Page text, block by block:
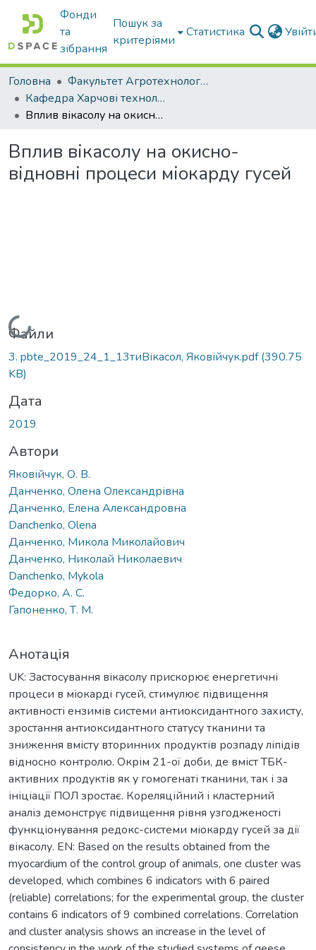
Фонди
та
зібрання
Пошук за
критеріями
Статистика
Головна
Факультет Агротехнологій та екології
Кафедра Харчові технологіі та готельно-ресторанна справа
Вплив вікасолу на окисно-відновні процеси міокарду гусей
Вплив вікасолу на окисно-
відновні процеси міокарду гусей
Вантажиться...
Файли
3. pbte_2019_24_1_13тиВікасол, Яковійчук.pdf(390.75
KB)
Дата
2019
Автори
Яковійчук, О. В.
Данченко, Олена Олександрівна
Данченко, Елена Александровна
Danchenko, Olena
Данченко, Микола Миколайович
Данченко, Николай Николаевич
Danchenko, Mykola
Федорко, А. С.
Гапоненко, Т. М.
Анотація
UK: Застосування вікасолу прискорює енергетичні
процеси в міокарді гусей, стимулює підвищення
активності ензимів системи антиоксидантного захисту,
зростання антиоксидантного статусу тканини та
зниження вмісту вторинних продуктів розпаду ліпідів
відносно контролю. Окрім 21-ої доби, де вміст ТБК-
активних продуктів як у гомогенаті тканини, так і за
ініціації ПОЛ зростає. Кореляційний і кластерний
аналіз демонструє підвищення рівня узгодженості
функціонування редокс-системи міокарду гусей за дії
вікасолу. EN: Based on the results obtained from the
myocardium of the control group of animals, one cluster was
developed, which combines 6 indicators with 6 paired
(reliable) correlations; for the experimental group, the cluster
contains 6 indicators of 9 combined correlations. Correlation
and cluster analysis shows an increase in the level of